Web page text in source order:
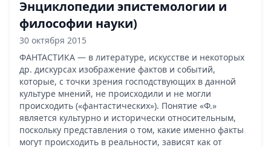
Энциклопедии эпистемологии и
философии науки)
30 октября 2015
ФАНТАСТИКА — в литературе, искусстве и некоторых
др. дискурсах изображение фактов и событий,
которые, с точки зрения господствующих в данной
культуре мнений, не происходили и не могли
происходить («фантастических»). Понятие «Ф.»
является культурно и исторически относительным,
поскольку представления о том, какие именно факты
могут происходить в реальности, зависят как от